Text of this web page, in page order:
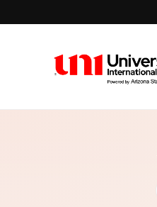
Universum University